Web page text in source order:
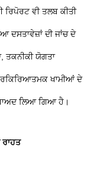
ਵੀ ਤਲਬ ਕੀਤੀ
ਦਸਤਾਵੇਜ਼ਾਂ ਦੀ ਜਾਂਚ ਦੇ
ਯੋਗਤਾ
ਖਾਮੀਆਂ ਦੇ
ਲਿਆ ਗਿਆ ਹੈ।